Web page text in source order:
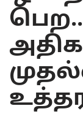
பெற..